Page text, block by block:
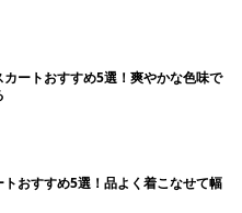
ートおすすめ5選！爽やかな色味で
おすすめ5選！品よく着こなせて幅